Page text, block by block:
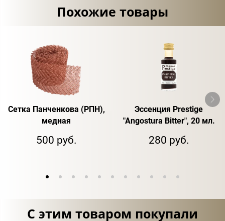
Похожие товары
Сетка Панченкова (РПН),
медная
500 руб.
Эссенция Prestige
"Angostura Bitter", 20 мл.
280 руб.
С этим товаром покупали